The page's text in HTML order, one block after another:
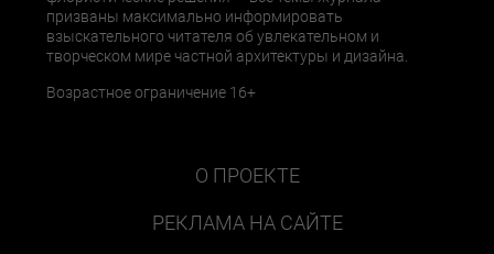
призваны максимально информировать
взыскательного читателя об увлекательном и
творческом мире частной архитектуры и дизайна.
Возрастное ограничение 16+
О ПРОЕКТЕ
РЕКЛАМА НА САЙТЕ